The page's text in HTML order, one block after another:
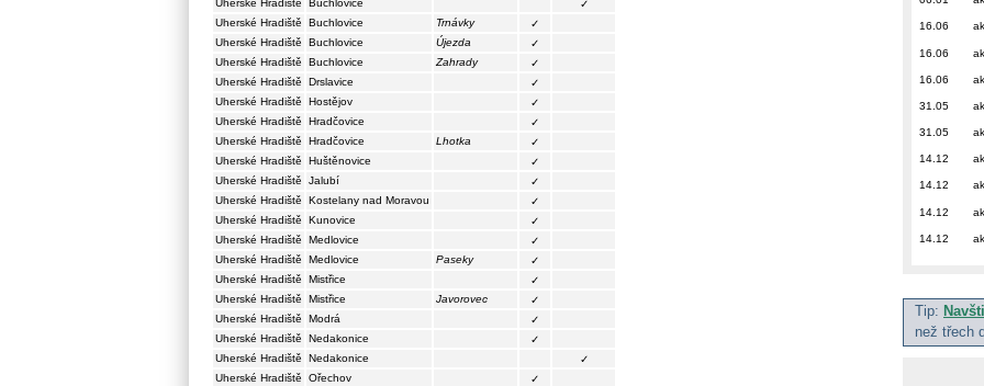
✓
Uherské Hradiště
Buchlovice Trnávky
✓
Uherské Hradiště
Buchlovice Újezda
✓
Uherské Hradiště
Buchlovice Zahrady
✓
Uherské Hradiště
Drslavice
✓
Uherské Hradiště
Hostějov
✓
Uherské Hradiště
Hradčovice
✓
Uherské Hradiště
Hradčovice Lhotka
✓
Uherské Hradiště
Huštěnovice
✓
Uherské Hradiště
Jalubí
✓
Uherské Hradiště
Kostelany nad Moravou
✓
Uherské Hradiště
Kunovice
✓
Uherské Hradiště
Medlovice
✓
Uherské Hradiště
Medlovice Paseky
✓
Uherské Hradiště
Mistřice
✓
Uherské Hradiště
Mistřice Javorovec
✓
Uherské Hradiště
Modrá
✓
Uherské Hradiště
Nedakonice
✓
Uherské Hradiště
Nedakonice
✓
Uherské Hradiště
Ořechov
✓
16.06
16.06
16.06
31.05
31.05
14.12
14.12
14.12
14.12
Tip:
než třech